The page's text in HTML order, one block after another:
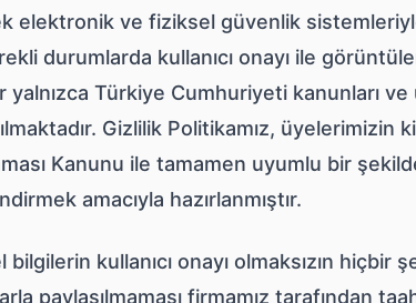
elektronik ve fiziksel güvenlik
durumlarda kullanıcı onayı ile
yalnızca Türkiye Cumhuriyeti kanunları
Gizlilik Politikamız, üyelerimizin
Kanunu ile tamamen uyumlu bir
amacıyla hazırlanmıştır.
bilgilerin kullanıcı onayı olmaksızın hiçbir
paylaşılmaması firmamız tarafından